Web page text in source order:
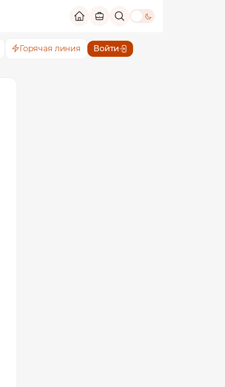
theme switch
Горячая линия Войти